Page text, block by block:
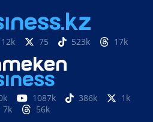
12k 75 523k 17k
1087k 386k
1k
7k
56k